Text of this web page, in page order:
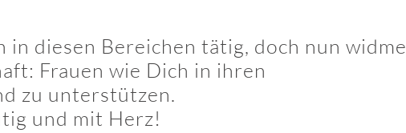
diesen Bereichen tätig, doch nun widme
Frauen wie Dich in ihren
zu unterstützen.
und mit Herz!